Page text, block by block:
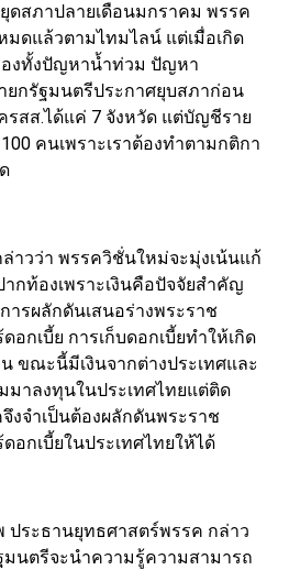
ดสภาปลายเดือนมกราคม พรรค
มดแล้วตามไทมไลน์ แต่เมื่อเกิด
งทั้งปัญหาน้ำท่วม ปัญหา
กรัฐมนตรีประกาศยุบสภาก่อน
สส.ได้แค่ 7 จังหวัด แต่บัญชีราย
คนเพราะเราต้องทำตามกติกา
าวว่า พรรควิชั่นใหม่จะมุ่งเน้นแก้
ท้องเพราะเงินคือปัจจัยสำคัญ
ารผลักดันเสนอร่างพระราช
กเบี้ย การเก็บดอกเบี้ยทำให้เกิด
ขณะนี้มีเงินจากต่างประเทศและ
มาลงทุนในประเทศไทยแต่ติด
จำเป็นต้องผลักดันพระราช
อกเบี้ยในประเทศไทยให้ได้
ประธานยุทธศาสตร์พรรค กล่าว
นตรีจะนำความรู้ความสามารถ